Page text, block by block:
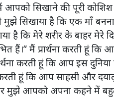
आपको सिखाने की पूरी
सिखाया है कि एक माँ
है कि मेरे शरीर के बाहर मेरे
हैं।” मैं प्रार्थना करती हूं
करती हूं कि आप इस
हूं कि आप साहसी और
आपको अपना कहने में बहुत